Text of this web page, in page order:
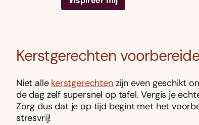
Kerstgerechten
Niet alle kerstgerechtenzijn even geschikt
de dag zelf supersnel op tafel. Vergis je
Zorg dus dat je op tijd begint met het
stresvrij!